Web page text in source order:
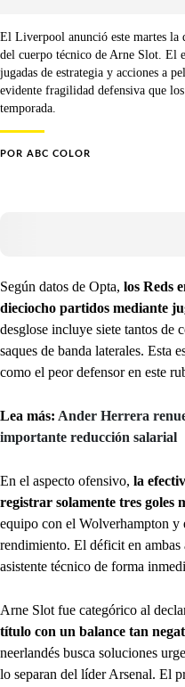
El Liverpool anunció este martes la
del cuerpo técnico de Arne Slot. El
jugadas de estrategia y acciones a
evidente fragilidad defensiva que
temporada.
POR ABC COLOR
Según datos de Opta, los Reds
dieciocho partidos mediante
desglose incluye siete tantos de
saques de banda laterales. Esta
como el peor defensor en este
Lea más: Ander Herrera
importante reducción salarial
En el aspecto ofensivo, la
registrar solamente tres goles
equipo con el Wolverhampton
rendimiento. El déficit en ambas
asistente técnico de forma
Arne Slot fue categórico al
título con un balance tan
neerlandés busca soluciones
lo separan del líder Arsenal. El